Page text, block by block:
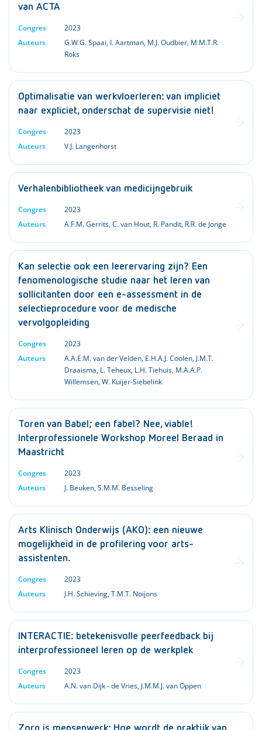
van ACTA
Congres
2023
Auteurs
G.W.G. Spaai, I. Aartman, M.J. Oudbier, M.M.T.R.
Roks
Optimalisatie van werkvloerleren: van impliciet
naar expliciet, onderschat de supervisie niet!
Congres
2023
Auteurs
V.J. Langenhorst
Verhalenbibliotheek van medicijngebruik
Congres
2023
Auteurs
A.F.M. Gerrits,C. van Hout, R. Pandit, R.R. de Jonge
Kan selectie ook een leerervaring zijn? Een
fenomenologische studie naar het leren van
sollicitanten door een e-assessment in de
selectieprocedure voor de medische
vervolgopleiding
Congres
2023
Auteurs
A.A.E.M. van der Velden, E.H.A.J. Coolen, J.M.T.
Draaisma, L. Teheux, L.H. Tiehuis, M.A.A.P.
Willemsen,W. Kuijer-Siebelink
Toren van Babel; een fabel? Nee, viable!
Interprofessionele Workshop Moreel Beraad in
Maastricht
Congres
2023
Auteurs
J. Beuken,S.M.M. Besseling
Arts Klinisch Onderwijs (AKO): een nieuwe
mogelijkheid in de profilering voor arts-
assistenten.
Congres
2023
Auteurs
J.H. Schieving,T.M.T. Noijons
INTERACTIE: betekenisvolle peerfeedback bij
interprofessioneel leren op de werkplek
Congres
2023
Auteurs
A.N. van Dijk - de Vries, J.M.M.J. van Oppen